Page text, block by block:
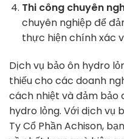
Thi công chuyên
chuyên nghiệp để
thực hiện chính xác
Dịch vụ bảo ôn hydro
thiếu cho các doanh
cách nhiệt và đảm bảo
hydro lỏng. Với dịch vụ
Ty Cổ Phần Achison,